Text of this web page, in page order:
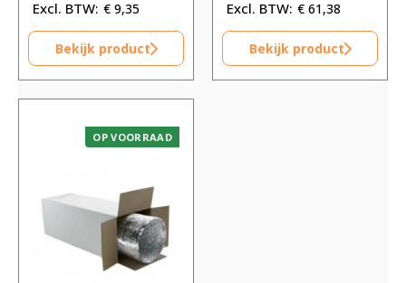
€ 9,35
Bekijk product
€ 61,38
Bekijk product
OP VOORRAAD